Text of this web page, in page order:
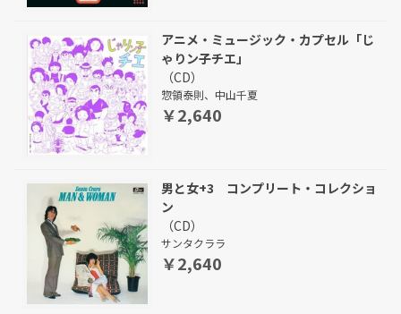
アニメ・ミュージック・カプセル「じ
ゃりン子チエ」
（CD）
惣領泰則、中山千夏
￥2,640
男と女+3 コンプリート・コレクショ
ン
（CD）
サンタクララ
￥2,640